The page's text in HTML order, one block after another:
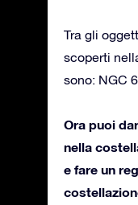
Tra gli
scoperti
sono: NGC
Ora puoi
nella
e fare un